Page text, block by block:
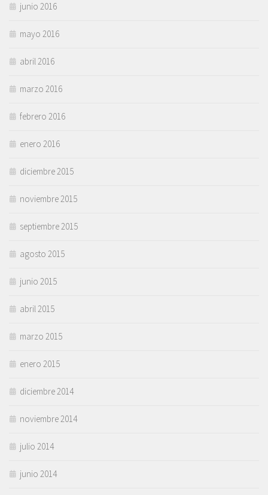
junio 2016
mayo 2016
abril 2016
marzo 2016
febrero 2016
enero 2016
diciembre 2015
noviembre 2015
septiembre 2015
agosto 2015
junio 2015
abril 2015
marzo 2015
enero 2015
diciembre 2014
noviembre 2014
julio 2014
junio 2014